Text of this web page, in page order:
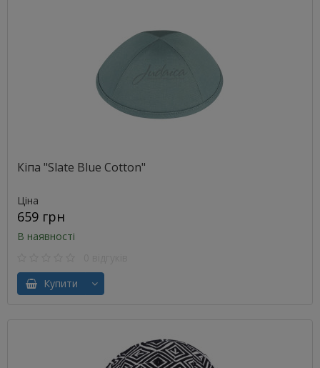
Кіпа "Slate Blue Cotton"
Ціна
659 грн
В наявності
Купити